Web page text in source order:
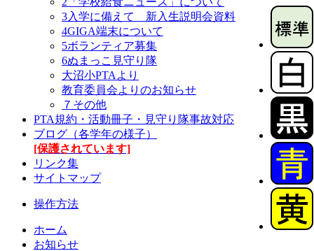
3入学に備えて 新入生説明会資料
4GIGA端末について
5ボランティア募集
6ぬまっこ見守り隊
大沼小PTAより
教育委員会よりのお知らせ
７その他
PTA規約・活動冊子・見守り隊事故対応
ブログ（各学年の様子）
[保護されています]
リンク集
サイトマップ
操作方法
ホーム
お知らせ